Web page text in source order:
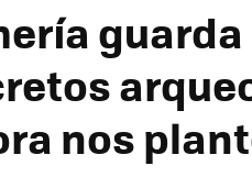
nos